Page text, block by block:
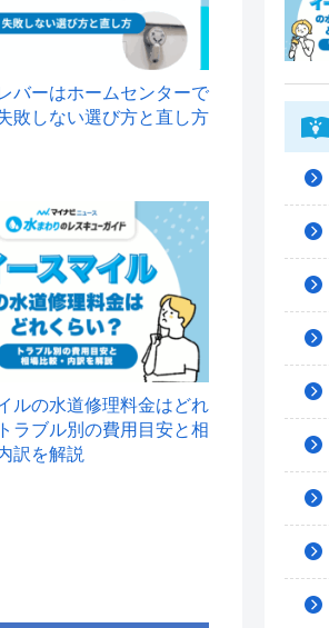
バーはホームセンターで
敗しない選び方と直し方
ルの水道修理料金はどれ
ラブル別の費用目安と相
訳を解説